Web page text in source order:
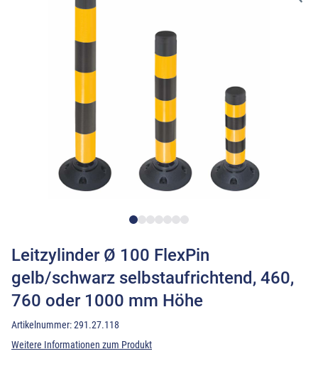
Leitzylinder Ø 100 FlexPin
gelb/schwarz selbstaufrichtend, 460,
760 oder 1000 mm Höhe
Artikelnummer:291.27.118
Weitere Informationen zum Produkt